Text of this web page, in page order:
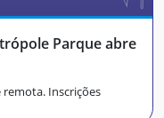
Parque abre
Inscrições